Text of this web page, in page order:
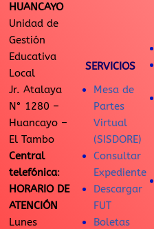
HUANCAYO
Unidad de
Gestión
Educativa
Local
Jr. Atalaya
N° 1280 –
Huancayo –
El Tambo
Central
telefónica:
HORARIO DE
ATENCIÓN
Lunes
SERVICIOS
Mesa de
Partes
Virtual
(SISDORE)
Consultar
Expediente
Descargar
FUT
Boletas